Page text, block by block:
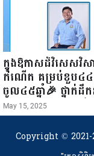
ក្នុងឱកាសដ៏វិសេសវិ
កំណើត គម្រប់ខួប៤
ចូល៤៥ឆ្នាំ🎉 ថ្នាក់ដឹក
សមាជិក សមាជិកា នៃ
គ្រួសារកម្មវិធីអាជីវ
កម្មករសំណង់ សូមគ
ជូនចំពោះ ឯកឧត្តម
May 15, 2025
Copyright ©